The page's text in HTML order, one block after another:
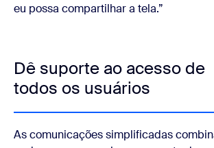
eu possa compartilhar a tela.”
Dê suporte ao acesso de
todos os usuários
As comunicações simplificadas